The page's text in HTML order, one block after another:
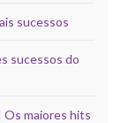
sucessos
sucessos do
Os maiores hits